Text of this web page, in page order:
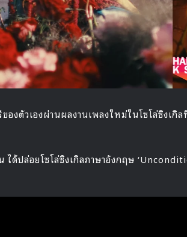
งตัวเองผ่านผลงานเพลงใหม่ในโซโล่ซิงเกิล
ด้ปล่อยโซโล่ซิงเกิลภาษาอังกฤษ